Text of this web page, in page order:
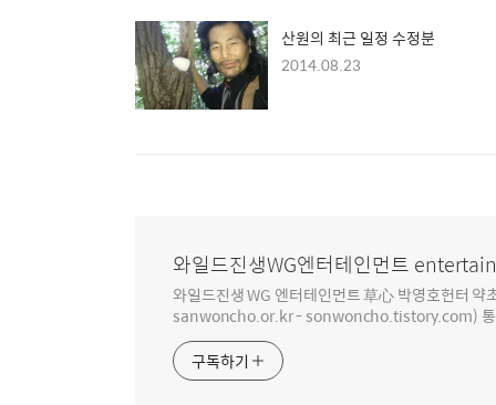
산원의 최근 일정 수정분
2014.08.23
와일드진생WG엔터테인먼트
와일드진생 WG 엔터테인먼트 草心 박영호헌터
sanwoncho.or.kr - sonwoncho.tistory.com)
구독하기